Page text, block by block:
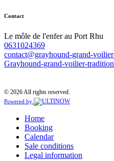
Contact
Le môle de l'enfer au Port Rhu
0631024369
contact@grayhound-grand-
Grayhound-grand-voilier-
© 2026 All rights reserved.
Powered by
Home
Booking
Calendar
Sale conditions
Legal information